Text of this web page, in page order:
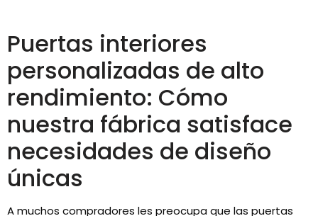
Puertas interiores
personalizadas de alto
rendimiento: Cómo
nuestra fábrica satisface
necesidades de diseño
únicas
A muchos compradores les preocupa que las puertas